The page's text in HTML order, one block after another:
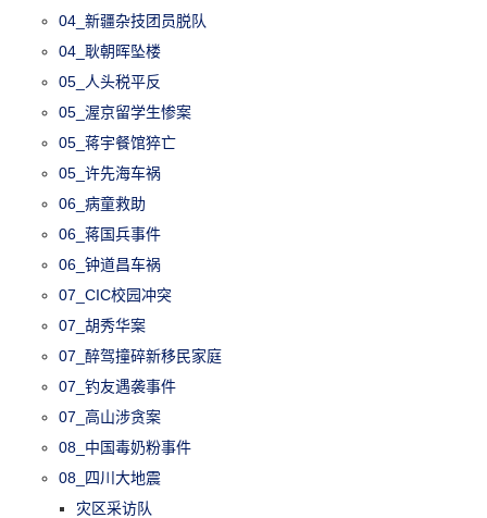
04_新疆杂技团员脱队
04_耿朝晖坠楼
05_人头税平反
05_渥京留学生惨案
05_蒋宇餐馆猝亡
05_许先海车祸
06_病童救助
06_蒋国兵事件
06_钟道昌车祸
07_CIC校园冲突
07_胡秀华案
07_醉驾撞碎新移民家庭
07_钓友遇袭事件
07_高山涉贪案
08_中国毒奶粉事件
08_四川大地震
灾区采访队